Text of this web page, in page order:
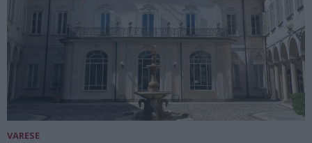
VARESE